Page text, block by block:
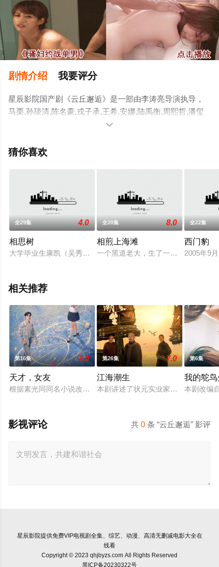
剧情介绍 我要评分
星辰影院国产剧《云丘邂逅》是一部由李涛亮导演执导，
马栗,孙琰清,陈名豪,戎子承,王希,安娜,陆禹衡,周熙哲,潘玺
冰,徐本一,沈丹萍,白红标等演员精彩演绎的中国大陆电视
未删减完整版电视剧全集就上星辰电影院，热播电视剧提

猜你喜欢
全29集 4.0
相思树
大学毕业生康凯（吴秀波 饰）与女友知名主播尚洁（陈数 饰）
全20集 8.0
相煎上海滩
一个黑道老大，生了一对双胞胎儿子
全22集
西门豹
2005年9
相关推荐
第16集 7.0
天才，女友
根据素光同同名小说改编。江逾白长大以后，林知夏忽然对他说
第26集 7.0
江海潮生
本剧讲述了状元实业家张謇创办大生
第6集
我的鸵
本剧改编
共0 条 “云丘邂逅” 影评
影视评论
星辰影院提供免费VIP电视剧全集、综艺、动漫、高清无删减电影大全在
线看
Copyright © 2023 qhjbyzs.com All Rights Reserved
黑ICP备20230322号